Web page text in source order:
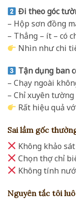
Đi theo góc
– Hộp sơn đồng
– Thẳng – ít – có
Nhìn như chi
Tận dụng ban
– Chạy ngoài
– Chỉ xuyên
Rất hiệu quả
Sai lầm gốc
Không khảo
Chọn thợ chỉ
Không tính
Nguyên tắc tôi